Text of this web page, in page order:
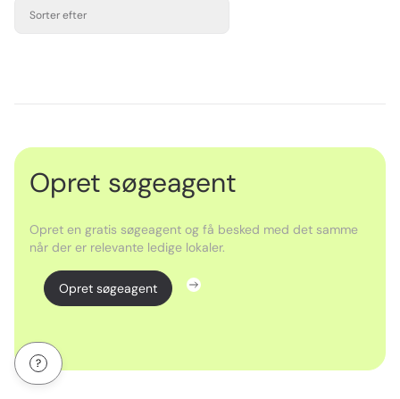
Sorter efter
Opret søgeagent
Opret en gratis søgeagent og få besked med det samme
når der er relevante ledige lokaler.
Opret søgeagent